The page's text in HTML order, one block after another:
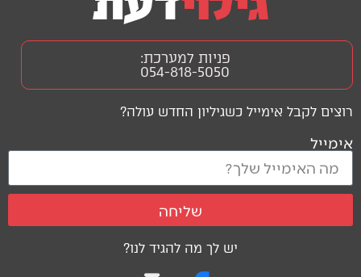
יש לך מה להגיד לנו?
רוצים לקבל אימייל כשגיליון החדש עולה?
אימייל
שליחה
פניות למערכת:
054-818-5050